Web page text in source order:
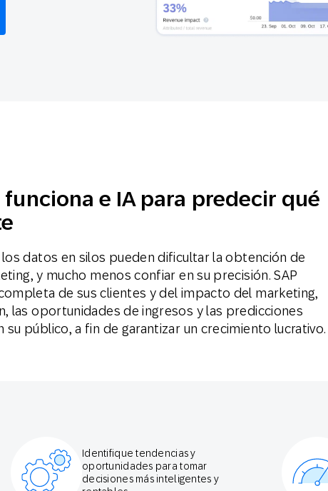
Digital Ads
e IA para predecir qué
datos en silos pueden dificultar la obtención de
y mucho menos confiar en su precisión. SAP
de sus clientes y del impacto del marketing,
las oportunidades de ingresos y las predicciones
público, a fin de garantizar un crecimiento lucrativo.
Identifique tendencias y
oportunidades para tomar
decisiones más inteligentes y